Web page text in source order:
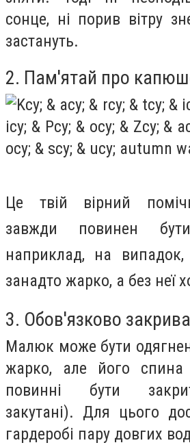
сонце, ні порив вітру
застануть.
2. Пам'ятай про
Це твій вірний
завжди повинен
наприклад, на
занадто жарко, а без неї
3. Обов'язково
Малюк може бути
жарко, але його
повинні бути
закутані). Для цього
гардеробі пару довгих